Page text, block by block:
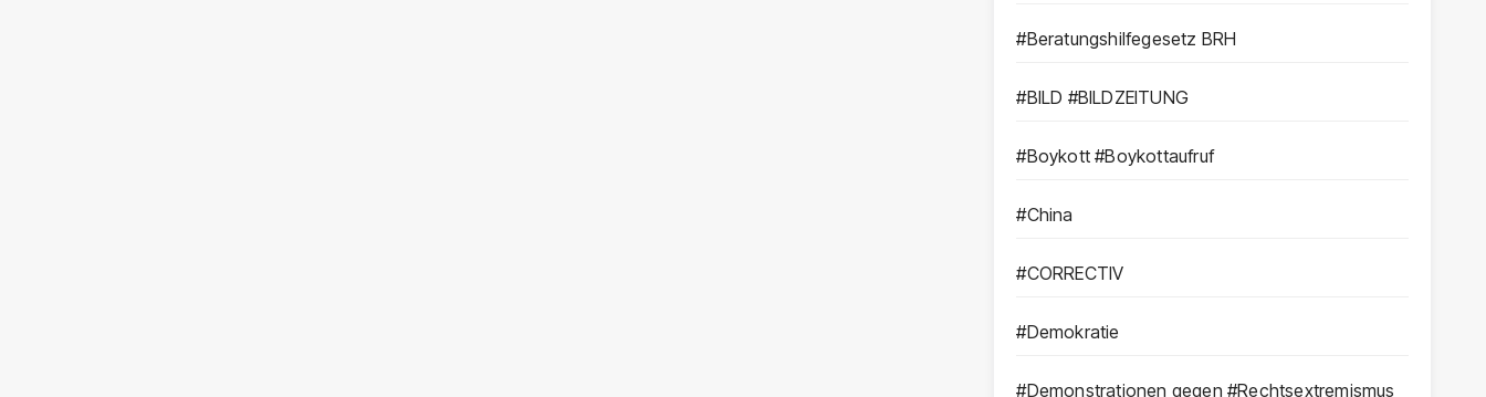
#Beratungshilfegesetz BRH
#BILD #BILDZEITUNG
#Boykott #Boykottaufruf
#China
#CORRECTIV
#Demokratie
#Demonstrationen gegen #Rechtsextremismus